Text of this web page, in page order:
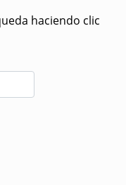
haciendo clic